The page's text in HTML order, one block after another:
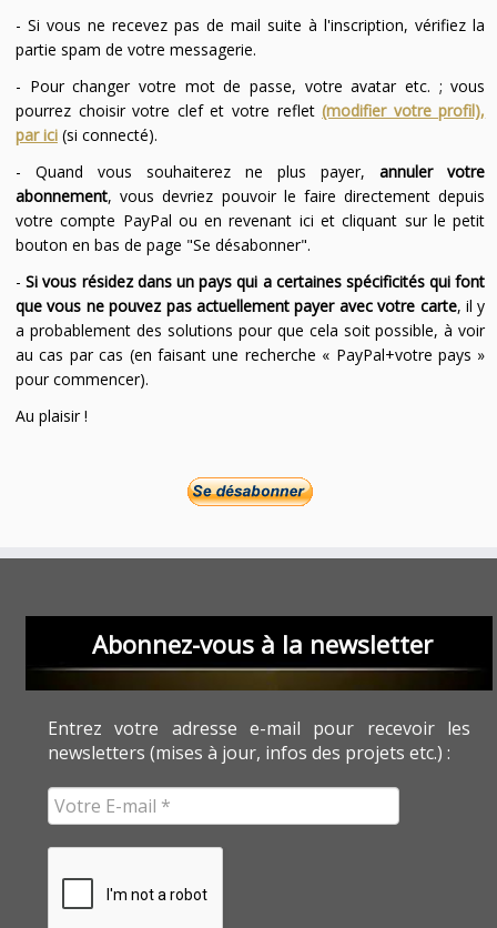
- Si vous ne recevez pas de mail suite à l'inscription, vérifiez la
partie spam de votre messagerie.
- Pour changer votre mot de passe, votre avatar etc. ; vous
pourrez choisir votre clef et votre reflet(modifier votre profil),
par ici(si connecté).
- Quand vous souhaiterez ne plus payer,annuler votre
abonnement, vous devriez pouvoir le faire directement depuis
votre compte PayPal ou en revenant ici et cliquant sur le petit
bouton en bas de page "Se désabonner".
-Si vous résidez dans un pays qui a certaines spécificités qui font
que vous ne pouvez pas actuellement payer avec votre carte, il y
a probablement des solutions pour que cela soit possible, à voir
au cas par cas (en faisant une recherche « PayPal+votre pays »
pour commencer).
Au plaisir !
Abonnez-vous à la newsletter
Entrez votre adresse e-mail pour recevoir les
newsletters (mises à jour, infos des projets etc.) :